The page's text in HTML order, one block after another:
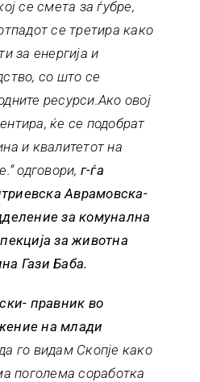
се смета за ѓубре,
се третира како
за енергија и
со што се
ресурси.Ако овој
ќе се подобрат
и квалитетот на
одговори, г-ѓа
Аврамовска-
за комунална
за животна
Гази Баба.
правник во
на млади
го видам Скопје како
поголема соработка